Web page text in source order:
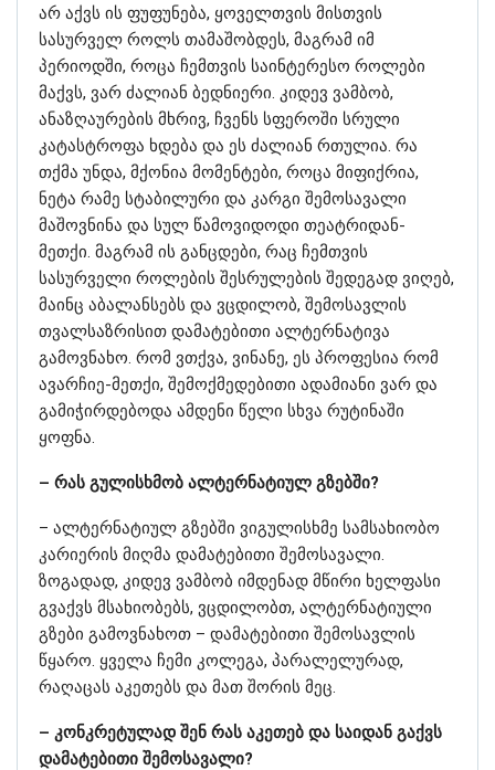
არ აქვს ის ფუფუნება, ყოველთვის მისთვის
სასურველ როლს თამაშობდეს, მაგრამ იმ
პერიოდში, როცა ჩემთვის საინტერესო როლები
მაქვს, ვარ ძალიან ბედნიერი. კიდევ ვამბობ,
ანაზღაურების მხრივ, ჩვენს სფეროში სრული
კატასტროფა ხდება და ეს ძალიან რთულია. რა
თქმა უნდა, მქონია მომენტები, როცა მიფიქრია,
ნეტა რამე სტაბილური და კარგი შემოსავალი
მაშოვნინა და სულ წამოვიდოდი თეატრიდან-
მეთქი. მაგრამ ის განცდები, რაც ჩემთვის
სასურველი როლების შესრულების შედეგად ვიღებ,
მაინც აბალანსებს და ვცდილობ, შემოსავლის
თვალსაზრისით დამატებითი ალტერნატივა
გამოვნახო. რომ ვთქვა, ვინანე, ეს პროფესია რომ
ავარჩიე-მეთქი, შემოქმედებითი ადამიანი ვარ და
გამიჭირდებოდა ამდენი წელი სხვა რუტინაში
ყოფნა.
– რას გულისხმობ ალტერნატიულ გზებში?
– ალტერნატიულ გზებში ვიგულისხმე სამსახიობო
კარიერის მიღმა დამატებითი შემოსავალი.
ზოგადად, კიდევ ვამბობ იმდენად მწირი ხელფასი
გვაქვს მსახიობებს, ვცდილობთ, ალტერნატიული
გზები გამოვნახოთ – დამატებითი შემოსავლის
წყარო. ყველა ჩემი კოლეგა, პარალელურად,
რაღაცას აკეთებს და მათ შორის მეც.
– კონკრეტულად შენ რას აკეთებ და საიდან გაქვს
დამატებითი შემოსავალი?